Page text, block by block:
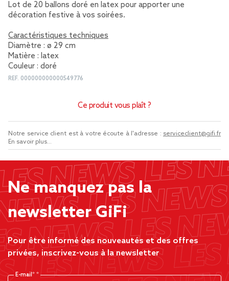
Lot de 20 ballons doré en latex pour apporter une
décoration festive à vos soirées.
Caractéristiques techniques
Diamètre : ø 29 cm
Matière : latex
Couleur : doré
REF. 000000000000549776
Ce produit vous plaît ?
Notre service client est à votre écoute à l'adresse : serviceclient@gifi.fr
En savoir plus...
Ne manquez pas la
newsletter GiFi
Pour être informé des nouveautés et des offres
privées, inscrivez-vous à la newsletter
E-mail*